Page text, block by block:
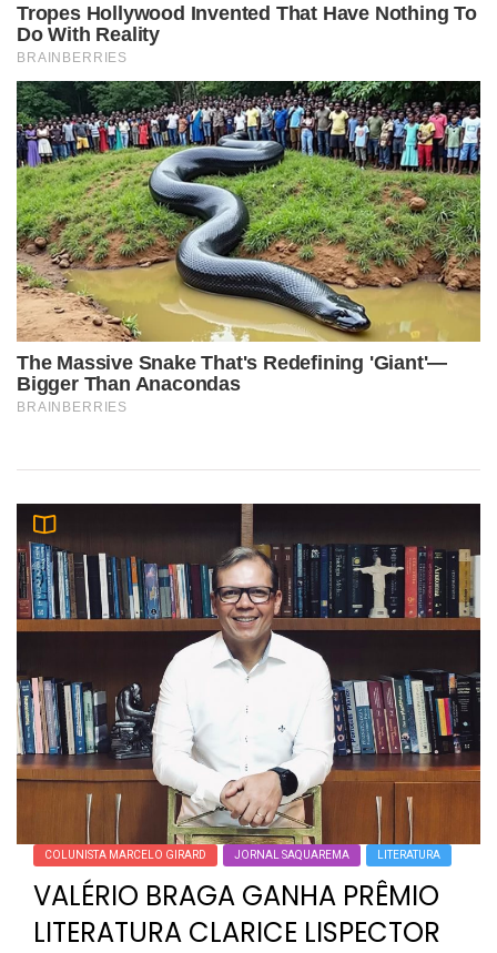
COLUNISTA MARCELO GIRARD JORNAL SAQUAREMA LITERATURA
VALÉRIO BRAGA GANHA PRÊMIO
LITERATURA CLARICE LISPECTOR